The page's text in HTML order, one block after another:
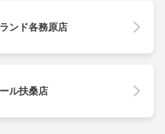
ンド各務原店
ル扶桑店